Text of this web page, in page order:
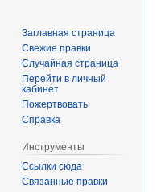
Заглавная страница
Свежие правки
Случайная страница
Перейти в личный
кабинет
Пожертвовать
Справка
Инструменты
Ссылки сюда
Связанные правки